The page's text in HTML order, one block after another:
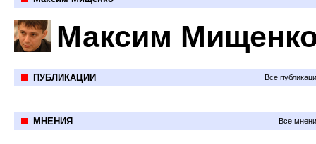
Максим
ПУБЛИКАЦИИ Все
МНЕНИЯ Все